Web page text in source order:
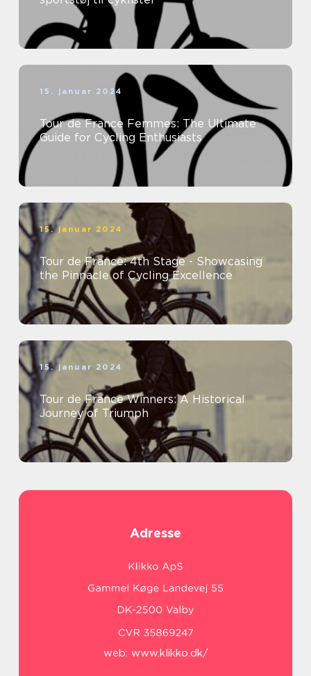
15. januar 2024
Tour de France Femmes: The Ultimate
Guide for Cycling Enthusiasts
15. januar 2024
Tour de France: 4th Stage - Showcasing
the Pinnacle of Cycling Excellence
15. januar 2024
Tour de France Winners: A Historical
Journey of Triumph
Adresse
web: www.klikko.dk/